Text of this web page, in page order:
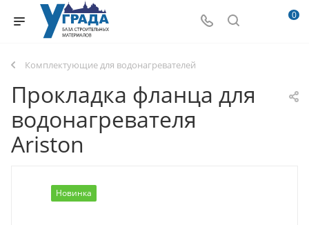
0
Комплектующие для водонагревателей
Прокладка фланца для
водонагревателя
Ariston
Новинка